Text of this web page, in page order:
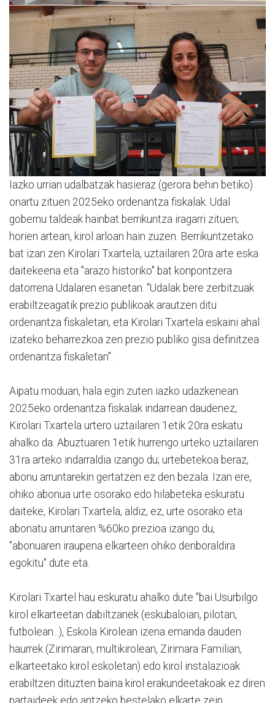
Iazko urrian udalbatzak hasieraz (gerora behin betiko)
onartu zituen 2025eko ordenantza fiskalak. Udal
gobernu taldeak hainbat berrikuntza iragarri zituen;
horien artean, kirol arloan hain zuzen. Berrikuntzetako
bat izan zen Kirolari Txartela, uztailaren 20ra arte eska
daitekeena eta "arazo historiko" bat konpontzera
datorrena Udalaren esanetan. "Udalak bere zerbitzuak
erabiltzeagatik prezio publikoak arautzen ditu
ordenantza fiskaletan, eta Kirolari Txartela eskaini ahal
izateko beharrezkoa zen prezio publiko gisa definitzea
ordenantza fiskaletan".
Aipatu moduan, hala egin zuten iazko udazkenean.
2025eko ordenantza fiskalak indarrean daudenez,
Kirolari Txartela urtero uztailaren 1etik 20ra eskatu
ahalko da. Abuztuaren 1etik hurrengo urteko uztailaren
31ra arteko indarraldia izango du; urtebetekoa beraz,
abonu arruntarekin gertatzen ez den bezala. Izan ere,
ohiko abonua urte osorako edo hilabeteka eskuratu
daiteke, Kirolari Txartela, aldiz, ez, urte osorako eta
abonatu arruntaren %60ko prezioa izango du,
"abonuaren iraupena elkarteen ohiko denboraldira
egokitu" dute eta.
Kirolari Txartel hau eskuratu ahalko dute "bai Usurbilgo
kirol elkarteetan dabiltzanek (eskubaloian, pilotan,
futbolean...), Eskola Kirolean izena emanda dauden
haurrek (Zirimaran, multikirolean, Zirimara Familian,
elkarteetako kirol eskoletan) edo kirol instalazioak
erabiltzen dituzten baina kirol erakundeetakoak ez diren